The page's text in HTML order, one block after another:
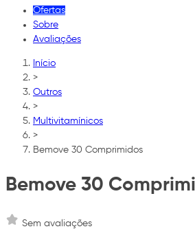
Ofertas
Sobre
Avaliações
Início
>
Outros
>
Multivitamínicos
>
Bemove 30 Comprimidos
Bemove 30
Sem avaliações